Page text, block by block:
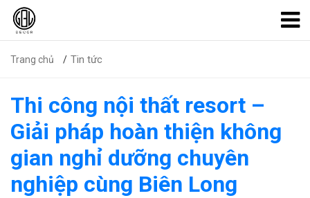
Trang chủ Tin tức
Thi công nội thất resort –
Giải pháp hoàn thiện không
gian nghỉ dưỡng chuyên
nghiệp cùng Biên Long